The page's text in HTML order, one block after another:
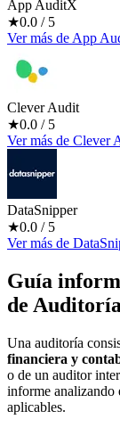
App AuditX
★0.0 / 5
Ver más de App
Clever Audit
★0.0 / 5
Ver más de Clever
DataSnipper
★0.0 / 5
Ver más de
Guía
de
Una auditoría
financiera y
o de un auditor
informe analizando
aplicables.